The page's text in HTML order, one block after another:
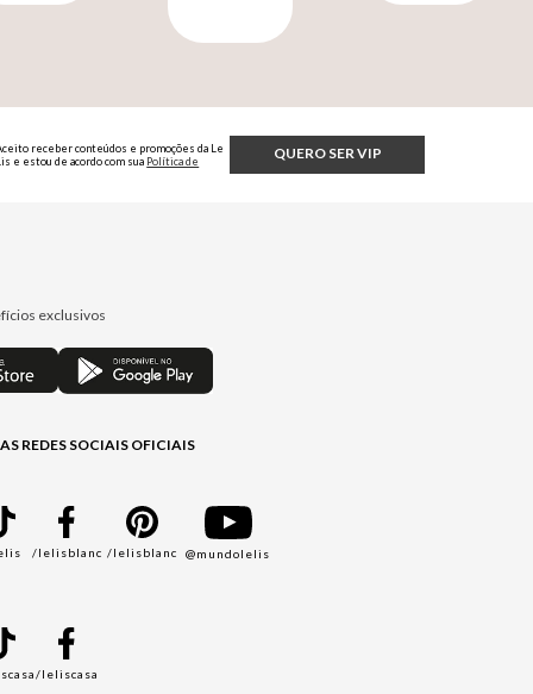
QUERO SER VIP
receber conteúdos e promoções da Le
e estou de acordo com sua Política de
exclusivos
REDES SOCIAIS OFICIAIS
/lelisblanc /lelisblanc @mundolelis
/leliscasa